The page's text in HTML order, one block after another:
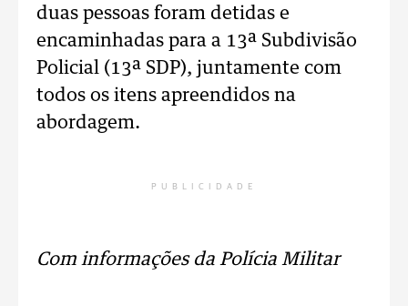
duas pessoas foram detidas e
encaminhadas para a 13ª Subdivisão
Policial (13ª SDP), juntamente com
todos os itens apreendidos na
abordagem.
PUBLICIDADE
Com informações da Polícia Militar